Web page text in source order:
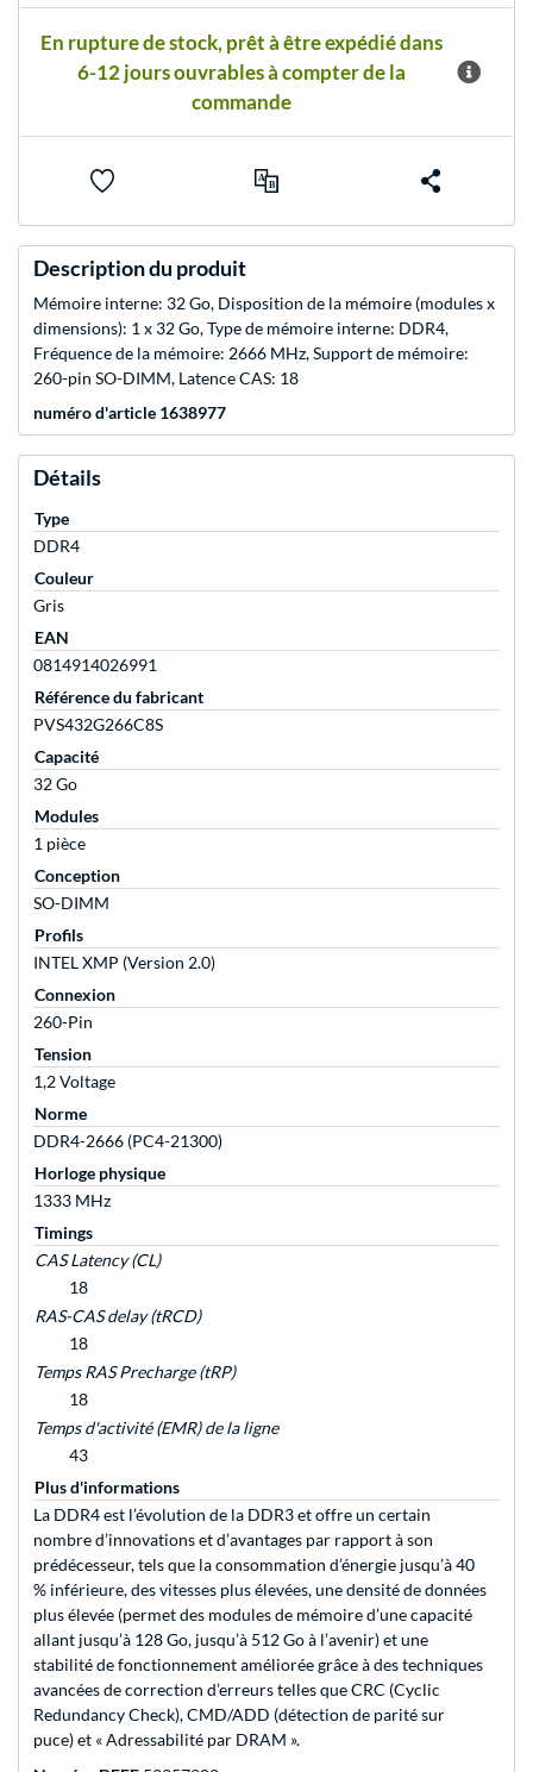
En rupture de stock, prêt à être expédié dans
6-12 jours ouvrables à compter de la
commande
Description du produit
Mémoire interne: 32 Go, Disposition de la mémoire (modules x
dimensions): 1 x 32 Go, Type de mémoire interne: DDR4,
Fréquence de la mémoire: 2666 MHz, Support de mémoire:
260-pin SO-DIMM, Latence CAS: 18
numéro d'article 1638977
Détails
Type
DDR4
Couleur
Gris
EAN
0814914026991
Référence du fabricant
PVS432G266C8S
Capacité
32 Go
Modules
1 pièce
Conception
SO-DIMM
Profils
INTEL XMP (Version 2.0)
Connexion
260-Pin
Tension
1,2 Voltage
Norme
DDR4-2666 (PC4-21300)
Horloge physique
1333 MHz
Timings
CAS Latency (CL)
18
RAS-CAS delay (tRCD)
18
Temps RAS Precharge (tRP)
18
Temps d'activité (EMR) de la ligne
43
Plus d'informations
La DDR4 est l’évolution de la DDR3 et offre un certain
nombre d’innovations et d’avantages par rapport à son
prédécesseur, tels que la consommation d’énergie jusqu’à 40
% inférieure, des vitesses plus élevées, une densité de données
plus élevée (permet des modules de mémoire d’une capacité
allant jusqu’à 128 Go, jusqu’à 512 Go à l’avenir) et une
stabilité de fonctionnement améliorée grâce à des techniques
avancées de correction d’erreurs telles que CRC (Cyclic
Redundancy Check), CMD/ADD (détection de parité sur
puce) et « Adressabilité par DRAM ».